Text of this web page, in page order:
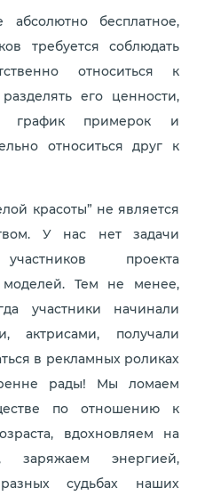
абсолютно бесплатное,
требуется соблюдать
относиться к
его ценности,
график примерок и
относиться друг к
красоты” не является
У нас нет задачи
проекта
моделей. Тем не менее,
участники начинали
актрисами, получали
в рекламных роликах
рады! Мы ломаем
по отношению к
вдохновляем на
заряжаем энергией,
судьбах наших